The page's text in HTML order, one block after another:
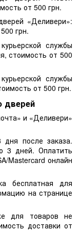
от 500 грн.
«Деливери»:
грн.
службы
стоимость от 500
службы
от 500 грн.
дверей
и «Деливери»
после заказа.
3 дней. Оплатить
Mastercard онлайн
бесплатная для
на странице
для товаров не
доставки от